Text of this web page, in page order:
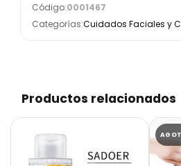
Código:0001467
Categorías:Cuidados Faciales y
Productos relacionados